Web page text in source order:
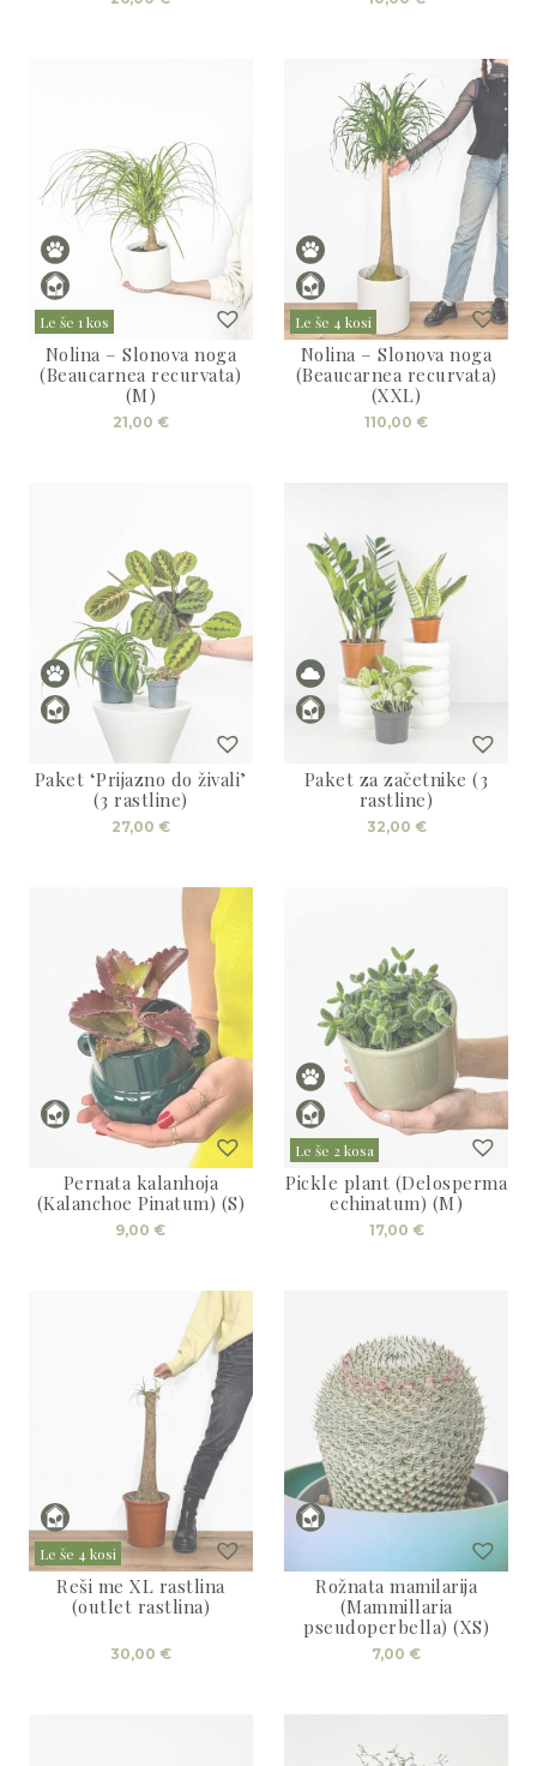
Le še 1 kos
Nolina – Slonova noga
(Beaucarnea recurvata)
(M)
21,00 €
Le še 4 kosi
Nolina – Slonova noga
(Beaucarnea recurvata)
(XXL)
110,00 €
Paket ‘Prijazno do živali’
(3 rastline)
27,00 €
Paket za začetnike (3
rastline)
32,00 €
Pernata kalanhoja
(Kalanchoe Pinatum) (S)
9,00 €
Le še 2 kosa
Pickle plant (Delosperma
echinatum) (M)
17,00 €
Le še 4 kosi
Reši me XL rastlina
(outlet rastlina)
30,00 €
Rožnata mamilarija
(Mammillaria
pseudoperbella) (XS)
7,00 €